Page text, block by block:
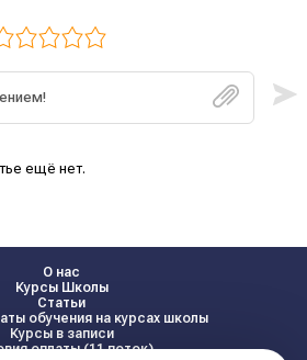
ещё нет.
О нас
Курсы Школы
Статьи
обучения на курсах школы
Курсы в записи
оплаты (11 поток)